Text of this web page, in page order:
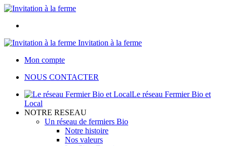
Invitation à la ferme
Mon compte
NOUS CONTACTER
Le réseau Fermier Bio et
Local
NOTRE RESEAU
Un réseau de fermiers Bio
Notre histoire
Nos valeurs